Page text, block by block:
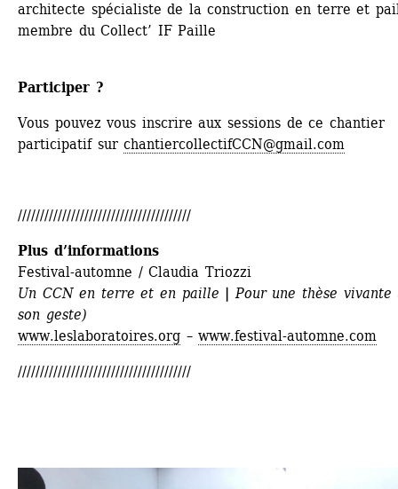
architecte spécialiste de la construction en terre et
membre du Collect’ IF Paille
Participer ?
Vous pouvez vous inscrire aux sessions de ce chantier
participatif sur chantiercollectifCCN@gmail.com
///////////////////////////////////////
Plus d’informations
Festival-automne / Claudia Triozzi
Un CCN en terre et en paille
| Pour une thèse vivante
son geste)
www.leslaboratoires.org – www.festival-automne.com
///////////////////////////////////////